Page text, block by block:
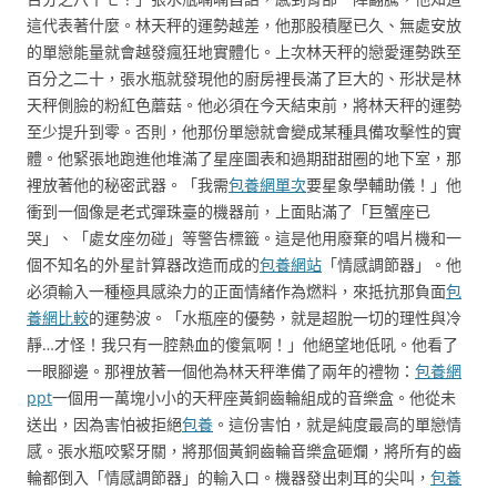
這代表著什麼。林天秤的運勢越差，他那股積壓已久、無處安放
的單戀能量就會越發瘋狂地實體化。上次林天秤的戀愛運勢跌至
百分之二十，張水瓶就發現他的廚房裡長滿了巨大的、形狀是林
天秤側臉的粉紅色蘑菇。他必須在今天結束前，將林天秤的運勢
至少提升到零。否則，他那份單戀就會變成某種具備攻擊性的實
體。他緊張地跑進他堆滿了星座圖表和過期甜甜圈的地下室，那
裡放著他的秘密武器。「我需包養網單次要星象學輔助儀！」他
衝到一個像是老式彈珠臺的機器前，上面貼滿了「巨蟹座已
哭」、「處女座勿碰」等警告標籤。這是他用廢棄的唱片機和一
個不知名的外星計算器改造而成的包養網站 「情感調節器」。他
必須輸入一種極具感染力的正面情緒作為燃料，來抵抗那負面包
養網比較的運勢波。「水瓶座的優勢，就是超脫一切的理性與冷
靜…才怪！我只有一腔熱血的傻氣啊！」他絕望地低吼。他看了
一眼腳邊。那裡放著一個他為林天秤準備了兩年的禮物： 包養網
ppt一個用一萬塊小小的天秤座黃銅齒輪組成的音樂盒。他從未
送出，因為害怕被拒絕包養 。這份害怕，就是純度最高的單戀情
感。張水瓶咬緊牙關，將那個黃銅齒輪音樂盒砸爛，將所有的齒
輪都倒入「情感調節器」的輸入口。機器發出刺耳的尖叫， 包養